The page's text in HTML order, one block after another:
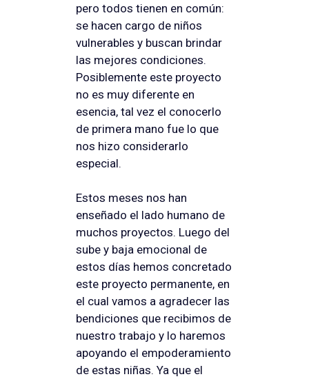
pero todos tienen en común:
se hacen cargo de niños
vulnerables y buscan brindar
las mejores condiciones.
Posiblemente este proyecto
no es muy diferente en
esencia, tal vez el conocerlo
de primera mano fue lo que
nos hizo considerarlo
especial.
Estos meses nos han
enseñado el lado humano de
muchos proyectos. Luego del
sube y baja emocional de
estos días hemos concretado
este proyecto permanente, en
el cual vamos a agradecer las
bendiciones que recibimos de
nuestro trabajo y lo haremos
apoyando el empoderamiento
de estas niñas. Ya que el